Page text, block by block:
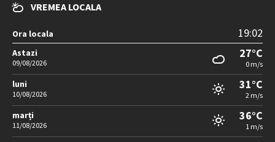
VREMEA LOCALA
Ora locala 19:02
Astazi
09/08/2026
27°C
0 m/s
luni
10/08/2026
31°C
2 m/s
marți
11/08/2026
36°C
1 m/s